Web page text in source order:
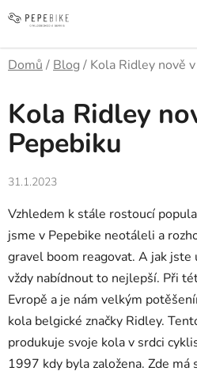
na
Domů / Blog / Kola Ridley nově
Kola Ridley
Pepebiku
31.1.2023
Vzhledem k stále rostoucí
jsme v Pepebike neotáleli a
gravel boom reagovat. A jak jste
vždy nabídnout to nejlepší. Při
Evropě a je nám velkým
kola belgické značky Ridley.
produkuje svoje kola v srdci
1997 kdy byla založena. Zde má